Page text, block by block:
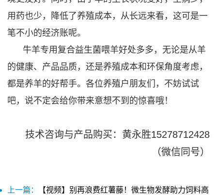
用药也少，降低了养殖成本，从长远来看，这可是一
笔不小的经济账呢。
牛羊专用复合益生菌喂羊好处多多，无论是从羊
的健康、产品品质，还是养殖成本和环保角度考虑，
都是养羊的好帮手。各位养殖户朋友们，不妨试试
吧，说不定会给你带来意想不到的惊喜哦！
技术咨询与产品购买：黄永胜15278712428
（微信同号）
上一篇：
【视频】别再浪费红薯藤！微生物发酵助力饲料高